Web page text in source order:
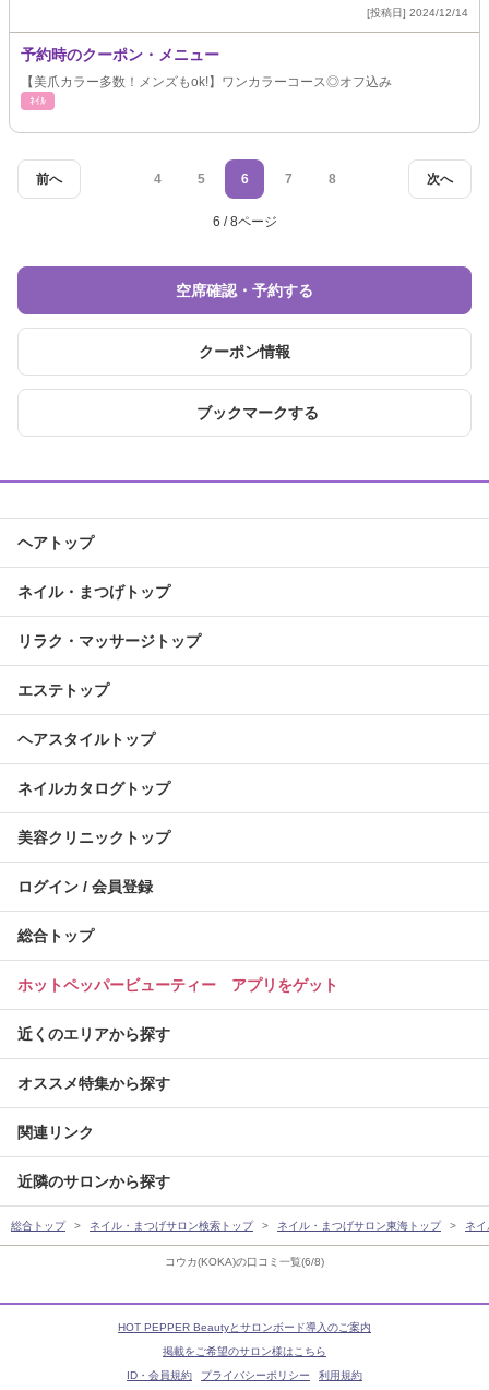
コウカ(KOKA)の口コミ一覧(6/8)
[投稿日] 2024/12/14
予約時のクーポン・メニュー
【美爪カラー多数！メンズもok!】ワンカラーコース◎オフ込み
ﾈｲﾙ
前へ 次へ
4 5 6 7 8
6 / 8ページ
空席確認・予約する
クーポン情報
ブックマークする
ヘアトップ
ネイル・まつげトップ
リラク・マッサージトップ
エステトップ
ヘアスタイルトップ
ネイルカタログトップ
美容クリニックトップ
ログイン / 会員登録
総合トップ
ホットペッパービューティー アプリをゲット
近くのエリアから探す
オススメ特集から探す
関連リンク
近隣のサロンから探す
総合トップ ネイル・まつげサロン検索トップ ネイル・まつげサロン東海トップ ネ
HOT PEPPER Beautyとサロンボード導入のご案内
掲載をご希望のサロン様はこちら
ID・会員規約
プライバシーポリシー 利用規約